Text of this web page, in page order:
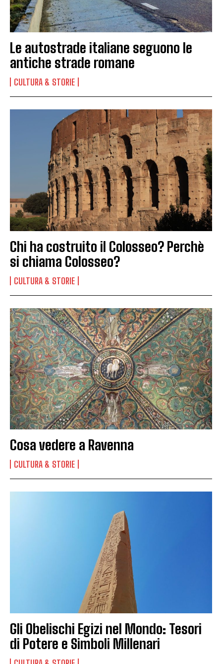
Le autostrade italiane seguono le
antiche strade romane
CULTURA & STORIE
Chi ha costruito il Colosseo? Perchè
si chiama Colosseo?
CULTURA & STORIE
Cosa vedere a Ravenna
CULTURA & STORIE
Gli Obelischi Egizi nel Mondo: Tesori
di Potere e Simboli Millenari